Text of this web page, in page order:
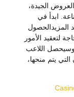
الجيدة،
ابدأ في
المزيدالحصول
لتعقيد الأمور
اللاعب
يتم منحها،